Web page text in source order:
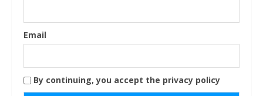
Email
By continuing, you accept the privacy policy